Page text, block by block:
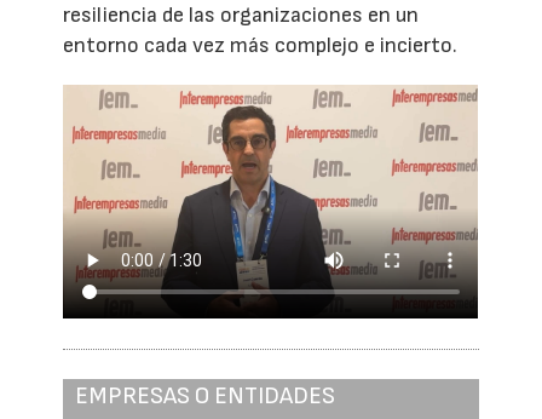
resiliencia de las organizaciones en un
entorno cada vez más complejo e incierto.
EMPRESAS O ENTIDADES